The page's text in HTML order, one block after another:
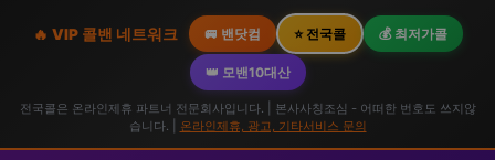
🔥 VIP 콜밴 네트워크 🚐 밴닷컴 ⭐ 전국콜 💰 최저가콜
👑 모밴10대산
전국콜은 온라인제휴 파트너 전문회사입니다. | 본사사칭조심 - 어떠한 번호도 쓰지않
습니다. |
온라인제휴, 광고, 기타서비스 문의